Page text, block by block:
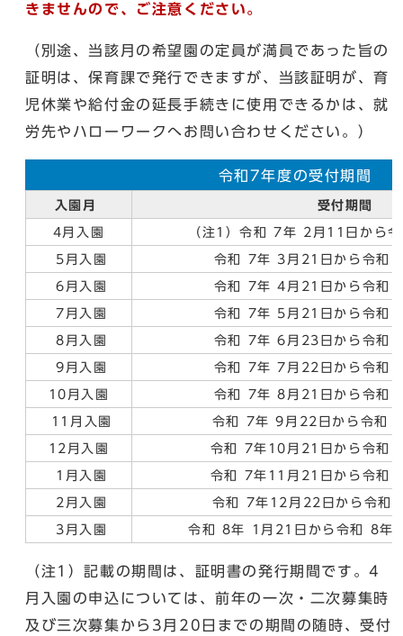
きませんので、ご注意ください。
（別途、当該月の希望園の定員が満員であった旨の
証明は、保育課で発行できますが、当該証明が、育
児休業や給付金の延長手続きに使用できるかは、就
労先やハローワークへお問い合わせください。）
令和7年度の受付期間
入園月 受付期間
4月入園 （注1）令和 7年 2月11日から
5月入園 令和 7年 3月21日から令和
6月入園 令和 7年 4月21日から令和
7月入園 令和 7年 5月21日から令和
8月入園 令和 7年 6月23日から令和
9月入園 令和 7年 7月22日から令和
10月入園 令和 7年 8月21日から令和
11月入園 令和 7年 9月22日から令和
12月入園 令和 7年10月21日から令和
1月入園 令和 7年11月21日から令和
2月入園 令和 7年12月22日から令和
3月入園 令和 8年 1月21日から令和 8年
（注1）記載の期間は、証明書の発行期間です。4
月入園の申込については、前年の一次・二次募集時
及び三次募集から3月20日までの期間の随時、受付